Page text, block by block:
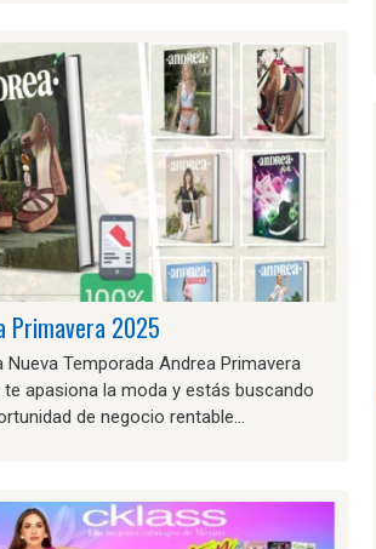
Primavera 2025
Nueva Temporada Andrea Primavera
te apasiona la moda y estás buscando
de negocio rentable…